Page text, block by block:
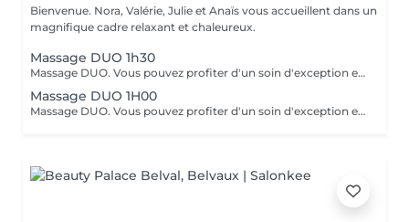
Bienvenue. Nora, Valérie, Julie et Anaïs vous accueillent dans un
magnifique cadre relaxant et chaleureux.
Massage DUO 1h30
Massage DUO. Vous pouvez profiter d'un soin d'exception en cabine à deux. Deux estheticiennes pourront s'occuper de vous pour un massage personnalisé. reservable par telephone uniquement.
Massage DUO 1H00
Massage DUO. Vous pouvez profiter d'un soin d'exception en cabine à deux. Deux estheticiennes pourront s'occuper de vous pour un massage personnalisé. reservable par telephone uniquement.